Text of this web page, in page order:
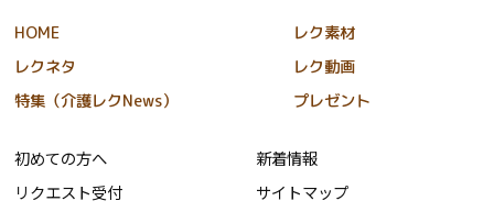
HOME
レク素材
レクネタ
レク動画
特集（介護レクNews）
プレゼント
初めての方へ
リクエスト受付
新着情報
サイトマップ